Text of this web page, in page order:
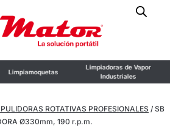
Limpiamoquetas
Limpiadoras de Vapor
Industriales
ROTATIVAS PROFESIONALES / SB
Ø330mm, 190 r.p.m.